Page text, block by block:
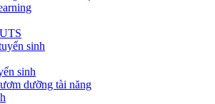
sinh
sinh
dưỡng tài năng